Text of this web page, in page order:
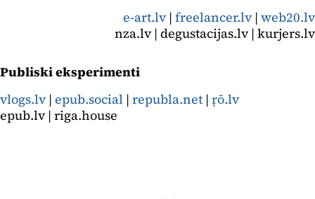
e-art.lv | freelancer.lv | web20.lv
nza.lv | degustacijas.lv | kurjers.lv
Publiski eksperimenti
vlogs.lv | epub.social | republa.net | ŗō.lv
epub.lv | riga.house